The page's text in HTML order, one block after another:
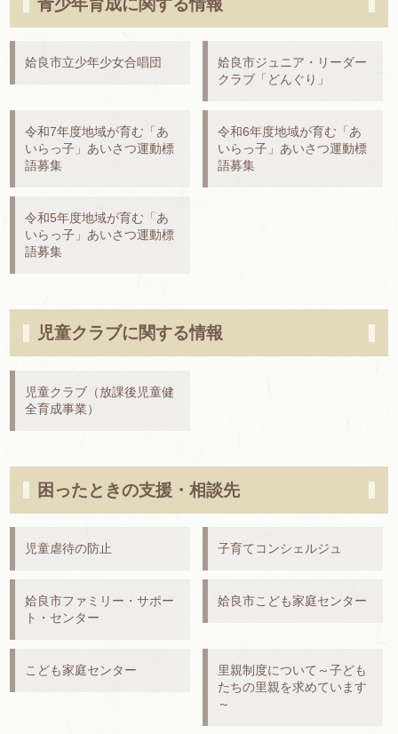
姶良市立少年少女合唱団
姶良市ジュニア・リーダー
クラブ「どんぐり」
令和7年度地域が育む「あ
いらっ子」あいさつ運動標
語募集
令和6年度地域が育む「あ
いらっ子」あいさつ運動標
語募集
令和5年度地域が育む「あ
いらっ子」あいさつ運動標
語募集
児童クラブに関する情報
児童クラブ（放課後児童健
全育成事業）
困ったときの支援・相談先
児童虐待の防止 子育てコンシェルジュ
姶良市ファミリー・サポー
ト・センター
姶良市こども家庭センター
こども家庭センター
里親制度について～子ども
たちの里親を求めています
～